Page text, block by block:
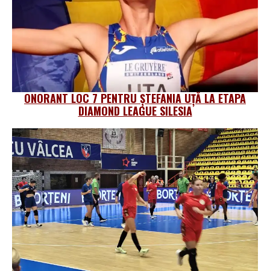
ONORANT LOC 7 PENTRU ȘTEFANIA UȚĂ LA ETAPA
DIAMOND LEAGUE SILESIA